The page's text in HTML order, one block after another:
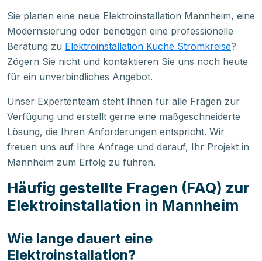
Sie planen eine neue Elektroinstallation Mannheim, eine
Modernisierung oder benötigen eine professionelle
Beratung zu Elektroinstallation Küche Stromkreise?
Zögern Sie nicht und kontaktieren Sie uns noch heute
für ein unverbindliches Angebot.
Unser Expertenteam steht Ihnen für alle Fragen zur
Verfügung und erstellt gerne eine maßgeschneiderte
Lösung, die Ihren Anforderungen entspricht. Wir
freuen uns auf Ihre Anfrage und darauf, Ihr Projekt in
Mannheim zum Erfolg zu führen.
Häufig gestellte Fragen (FAQ) zur
Elektroinstallation in Mannheim
Wie lange dauert eine
Elektroinstallation?